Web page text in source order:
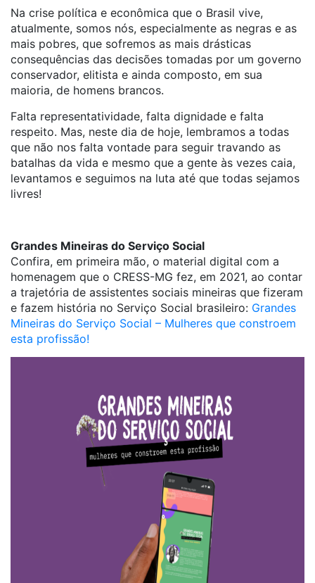
Na crise política e econômica que o Brasil vive,
atualmente, somos nós, especialmente as negras e as
mais pobres, que sofremos as mais drásticas
consequências das decisões tomadas por um governo
conservador, elitista e ainda composto, em sua
maioria, de homens brancos.
Falta representatividade, falta dignidade e falta
respeito. Mas, neste dia de hoje, lembramos a todas
que não nos falta vontade para seguir travando as
batalhas da vida e mesmo que a gente às vezes caia,
levantamos e seguimos na luta até que todas sejamos
livres!
Grandes Mineiras do Serviço Social
Confira, em primeira mão, o material digital com a
homenagem que o CRESS-MG fez, em 2021, ao contar
a trajetória de assistentes sociais mineiras que fizeram
e fazem história no Serviço Social brasileiro: Grandes
Mineiras do Serviço Social – Mulheres que constroem
esta profissão!